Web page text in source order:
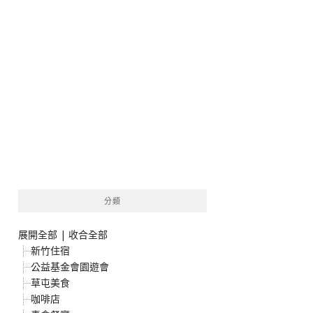
分類
展開全部 | 收合全部
新竹住宿
公益基金會園遊會
草屯美食
咖啡店